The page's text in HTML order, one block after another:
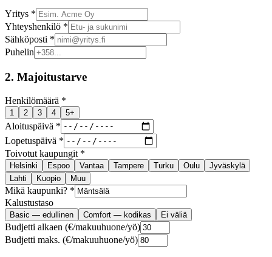
Yritys *
Yhteyshenkilö *
Sähköposti *
Puhelin
2. Majoitustarve
Henkilömäärä *
1 2 3 4 5+
Aloituspäivä *
Lopetuspäivä *
Toivotut kaupungit *
Helsinki Espoo Vantaa Tampere Turku Oulu
Jyväskylä
Lahti
Kuopio Muu
Mikä kaupunki? *
Kalustustaso
Basic — edullinen Comfort — kodikas Ei väliä
Budjetti alkaen (€/makuuhuone/yö)
Budjetti maks. (€/makuuhuone/yö)